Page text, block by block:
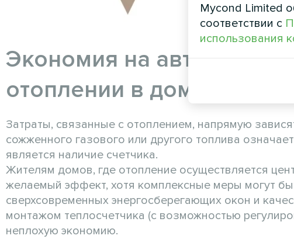
Экономия на
отоплении в доме
Затраты, связанные с отоплением, напрямую
сожженного газового или другого топлива
является наличие счетчика.
Жителям домов, где отопление осуществляется
желаемый эффект, хотя комплексные меры могут
сверхсовременных энергосберегающих окон и
монтажом теплосчетчика (с возможностью
неплохую экономию.
Mycond Limited
соответствии с
использования